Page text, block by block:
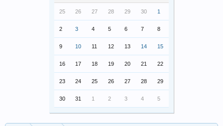
25 26 27 28 29 30 1
2 3 4 5 6 7 8
9 10 11 12 13 14 15
16 17 18 19 20 21 22
23 24 25 26 27 28 29
30 31 1 2 3 4 5